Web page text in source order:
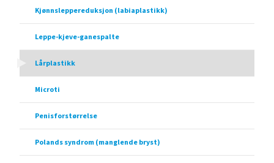
Kjønnsleppereduksjon (labiaplastikk)
Leppe-kjeve-ganespalte
Lårplastikk
Microti
Penisforstørrelse
Polands syndrom (manglende bryst)